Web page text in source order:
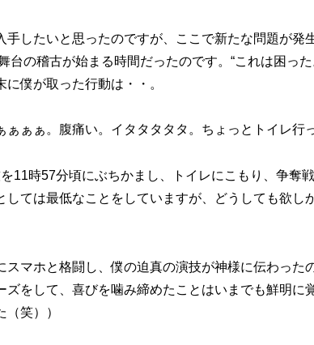
したいと思ったのですが、ここで新たな問題が発
台の稽古が始まる時間だったのです。“これは困っ
に僕が取った行動は・・。
ぁぁぁ。腹痛い。イタタタタタ。ちょっとトイレ行
11時57分頃にぶちかまし、トイレにこもり、争奪
しては最低なことをしていますが、どうしても欲
マホと格闘し、僕の迫真の演技が神様に伝わった
ズをして、喜びを噛み締めたことはいまでも鮮明
（笑））